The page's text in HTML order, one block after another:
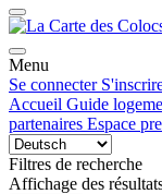
Menu
Se connecter
Accueil Guide
partenaires Espace
Filtres de recherche
Affichage des